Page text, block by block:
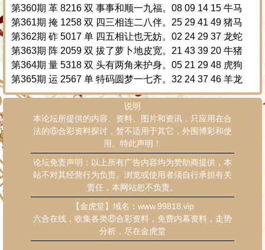
第360期 革 8216 双 事事和顺一九福。08 09 14 15 牛马
第361期 掩 1258 双 四三相连二八伴。25 29 41 49 猪马
第362期 砟 5017 单 四五相让也无妨。02 24 29 37 龙蛇
第363期 阵 2059 双 拔了萝卜地皮宽。21 43 39 20 牛猪
第364期 量 5318 双 头有两角来护身。05 21 29 48 虎狗
第365期 运 2567 单 特码圆梦一七齐。32 24 37 46 羊龙
说明
本论坛所提供的内容、资料、图片和资讯，只应用在合
法的⑥合彩资料探讨，暂不适用于其它，外围博彩和使
用。特此声明！
论坛免责声明：以上所有广告内容均为赞助商提供，本
站不对其经营行为负责。浏览或使用者须自行承担有关
责任，本网站恕不负责。
【金虎堂】域名：www.99818.vip
六合在线，收集各类⑥合彩资料，免费内幕资料，走势
分析，尽在金虎堂